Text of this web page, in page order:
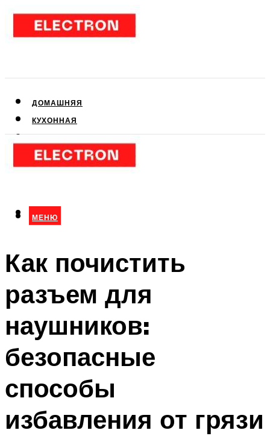
ДОМАШНЯЯ
КУХОННАЯ
КЛИМАТИЧЕСКАЯ
МЕНЮ
МЕНЮ
Как почистить
разъем для
наушников:
безопасные
способы
избавления от грязи